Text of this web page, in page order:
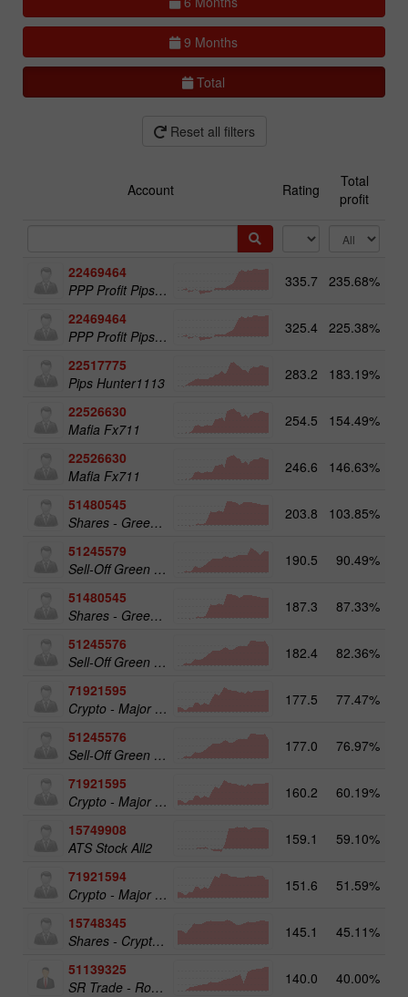
9 Months
Total
Reset all filters
Account Rating
Total
profit
22469464
PPP Profit Pips Plus
335.7 235.68%
22469464
PPP Profit Pips Plus
325.4 225.38%
22517775
Pips Hunter1113
283.2 183.19%
22526630
Mafia Fx711
254.5 154.49%
22526630
Mafia Fx711
246.6 146.63%
51480545
Shares - Green Energy 25
203.8 103.85%
51245579
Sell-Off Green Energy 50
190.5 90.49%
51480545
Shares - Green Energy 25
187.3 87.33%
51245576
Sell-Off Green Energy 25
182.4 82.36%
71921595
Crypto - Major crypto 50
177.5 77.47%
51245576
Sell-Off Green Energy 25
177.0 76.97%
71921595
Crypto - Major crypto 50
160.2 60.19%
15749908
ATS Stock All2
159.1 59.10%
71921594
Crypto - Major crypto 25
151.6 51.59%
15748345
Shares - Crypto 50
145.1 45.11%
51139325
SR Trade - RoboTRADE24
140.0 40.00%